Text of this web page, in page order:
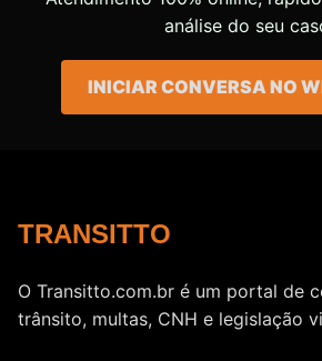
análise do seu
INICIAR CONVERSA NO
TRANSITTO
O Transitto.com.br é um portal de
trânsito, multas, CNH e legislação